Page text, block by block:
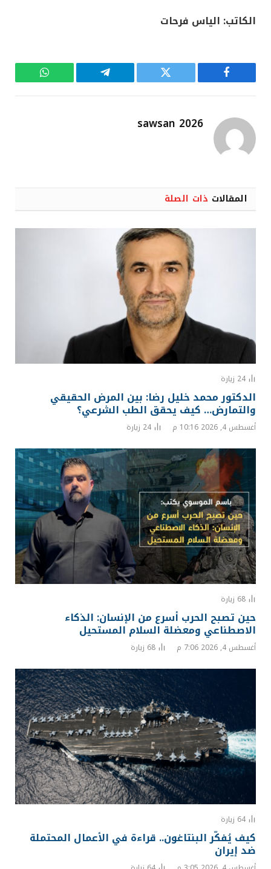
الكاتب: الياس فرحات
فيسبوك تويتر تيلقرام واتساب
sawsan 2026
المقالات ذات الصلة
24 زيارة
الدكتور محمد خليل رضا: بين المرض الحقيقي
والتمارض… كيف يحقق الطب الشرعي؟
أغسطس 4, 2026 10:16 م 24 زيارة
68 زيارة
حين تصبح الحرب أسرع من الإنسان: الذكاء
الاصطناعي ومعضلة السلام المستحيل
أغسطس 4, 2026 7:06 م 68 زيارة
64 زيارة
كيف يُفكّر البنتاغون.. قراءة في الأعمال المحتملة
ضد إيران